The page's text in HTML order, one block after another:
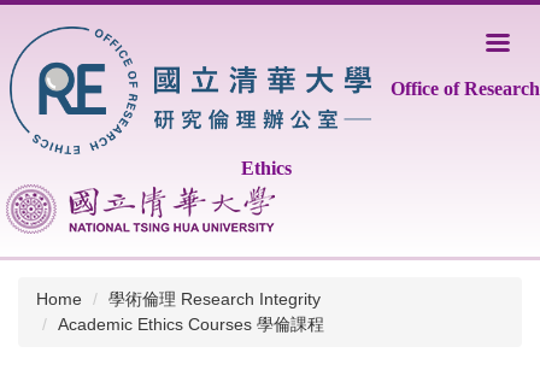
the
main
content
block
Office of Research
Ethics
Home
學術倫理 Research Integrity
Academic Ethics Courses 學倫課程